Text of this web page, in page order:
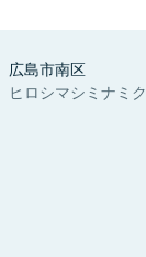
広島市南区
ヒロシマシミナミク